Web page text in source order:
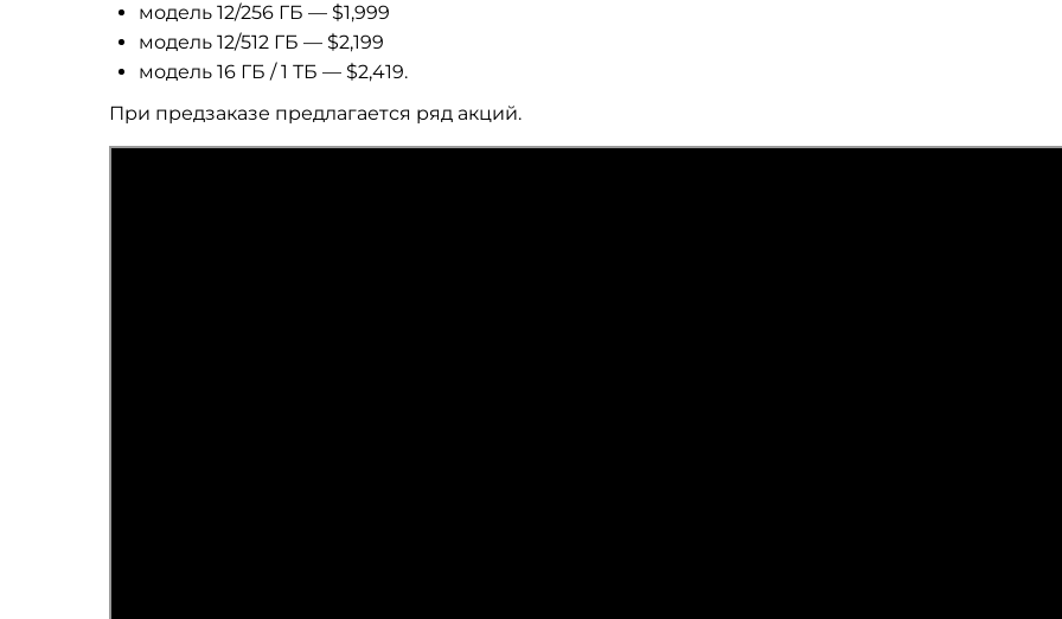
модель 12/256 ГБ — $1,999
модель 12/512 ГБ — $2,199
модель 16 ГБ / 1 ТБ — $2,419.
При предзаказе предлагается ряд акций.